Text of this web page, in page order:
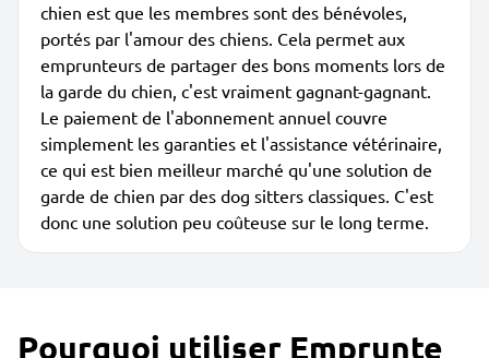
chien est que les membres sont des bénévoles,
portés par l'amour des chiens. Cela permet aux
emprunteurs de partager des bons moments lors de
la garde du chien, c'est vraiment gagnant-gagnant.
Le paiement de l'abonnement annuel couvre
simplement les garanties et l'assistance vétérinaire,
ce qui est bien meilleur marché qu'une solution de
garde de chien par des dog sitters classiques. C'est
donc une solution peu coûteuse sur le long terme.
Pourquoi utiliser Emprunte